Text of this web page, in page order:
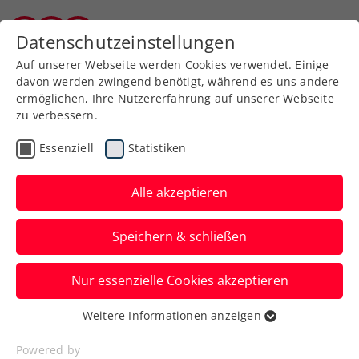
Zurück zur Newsübersicht
Turniere
Generali Open Kitzbühel:
Neumayer gewinnt ÖTV-
Duell mit Ofner
Der Salzburger feiert damit seinen ersten
Sieg im Hauptbewerb eines ATP-Turniers.
Verfasst von: Manuel Wachta, 23.07.2024
Datenschutzeinstellungen
Auf unserer Webseite werden Cookies verwendet. Einige
davon werden zwingend benötigt, während es uns andere
ermöglichen, Ihre Nutzererfahrung auf unserer Webseite
zu verbessern.
Essenziell Statistiken
Alle akzeptieren
Speichern & schließen
Nur essenzielle Cookies akzeptieren
Essenziell
Essenzielle Cookies werden für grundlegende
Weitere Informationen anzeigen
Powered by